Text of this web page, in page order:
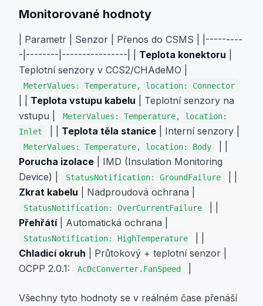
Monitorované hodnoty
| Parametr | Senzor | Přenos do CSMS | |---------
-|--------|----------------| | Teplota konektoru
Teplotní senzory v CCS2/CHAdeMO |
MeterValues: Temperature, location: Connector
Teplota vstupu kabelu | Teplotní senzory na
vstupu |
MeterValues: Temperature, location:
Inlet
Teplota těla stanice | Interní senzory |
MeterValues: Temperature, location: Body
Porucha izolace | IMD (Insulation Monitoring
Device) |
StatusNotification: GroundFailure
Zkrat kabelu | Nadproudová ochrana |
StatusNotification: OverCurrentFailure
Přehřátí| Automatická ochrana |
StatusNotification: HighTemperature
Chladicí okruh | Průtokový + teplotní senzor |
OCPP 2.0.1:
AcDcConverter.FanSpeed
Všechny tyto hodnoty se v reálném čase přenáší